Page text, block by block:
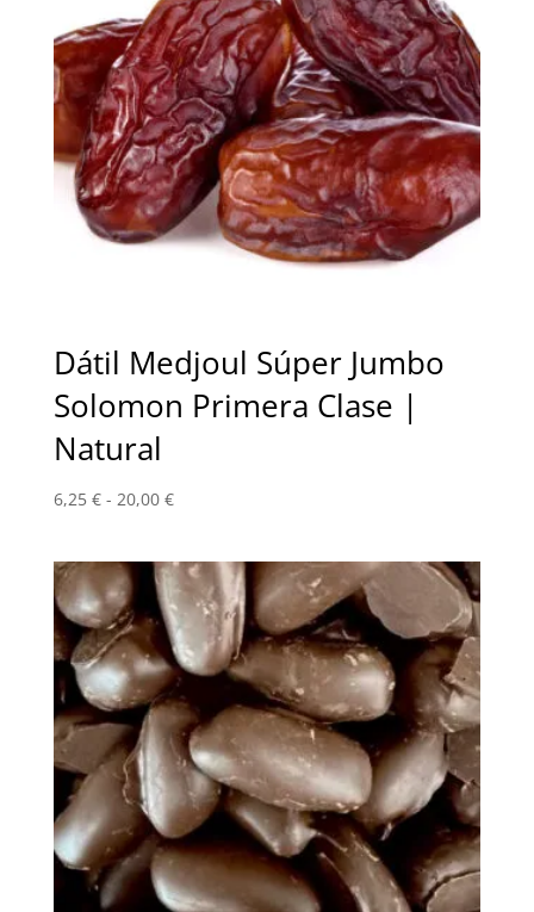
Dátil Medjoul Súper Jumbo
Solomon Primera Clase |
Natural
6,25 € - 20,00 €Rango
desde
6,25 €
hasta
20,00 €